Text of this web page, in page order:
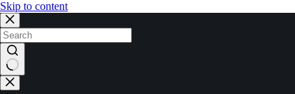
Skip to content